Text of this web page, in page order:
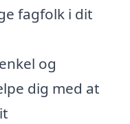
fagfolk i dit
og
dig med at